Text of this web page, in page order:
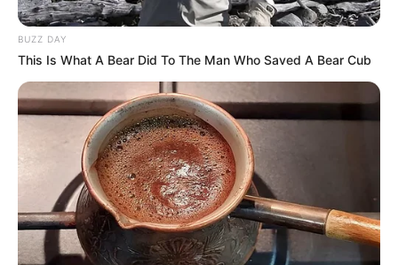
ΕΥΒΟΙΑ
ΣΥΣΚΕΥΗ ΦΩΤΙΑ ΕΥΒΟΙΑ ΤΩΡΑ
BUZZ DAY
This Is What A Bear Did To The Man Who Saved A Bear Cub